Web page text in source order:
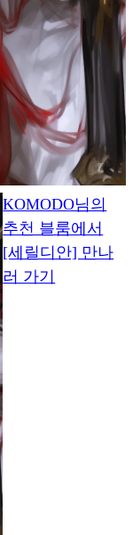
KOMODO님의
추천 블룸에서
[세릴디안] 만나
러 가기